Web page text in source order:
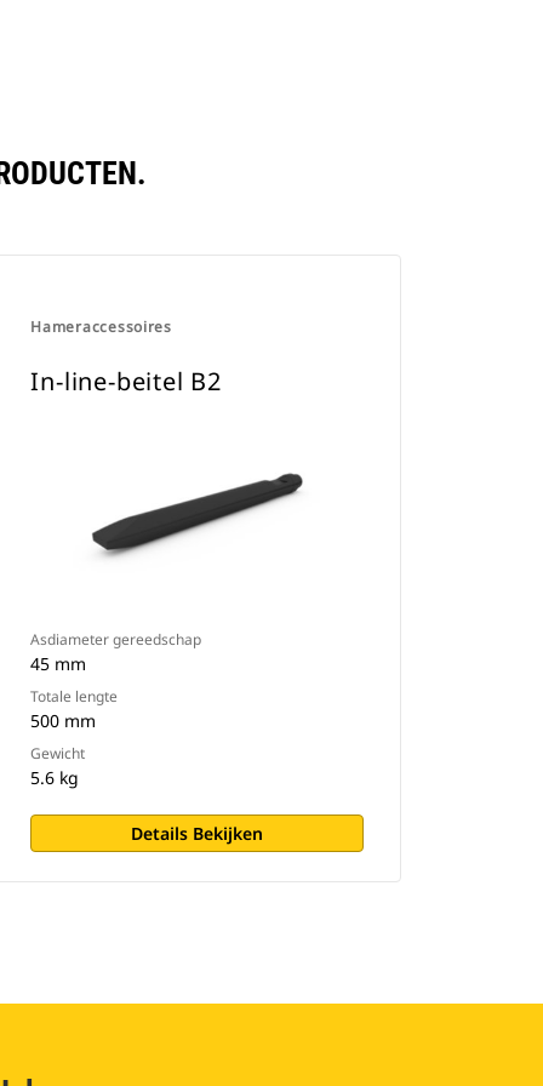
Hameraccessoires
In-line-beitel B2
Asdiameter gereedschap
45 mm
Totale lengte
500 mm
Gewicht
5.6 kg
Details Bekijken